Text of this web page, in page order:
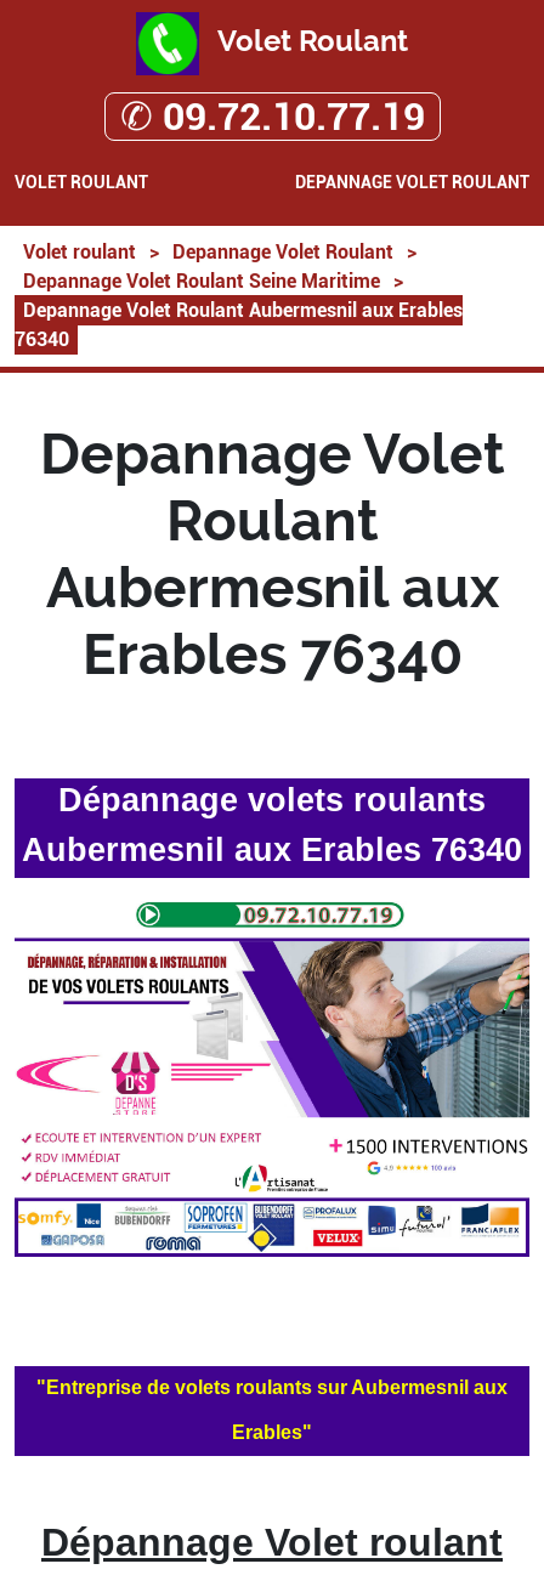
Volet Roulant
✆ 09.72.10.77.19
VOLET ROULANT DEPANNAGE VOLET ROULANT
Volet roulant > Depannage Volet Roulant
>
Depannage Volet Roulant Seine Maritime
>
Depannage Volet Roulant Aubermesnil aux Erables
76340
Depannage Volet
Roulant
Aubermesnil aux
Erables 76340
Dépannage volets roulants
Aubermesnil aux Erables 76340
"Entreprise de volets roulants sur Aubermesnil aux
Erables"
Dépannage Volet roulant